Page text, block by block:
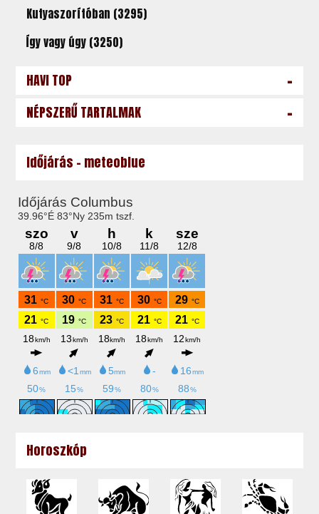
Kutyaszorítóban (3295)
Így vagy úgy (3250)
HAVI TOP -
NÉPSZERŰ TARTALMAK -
Időjárás - meteoblue
Horoszkóp